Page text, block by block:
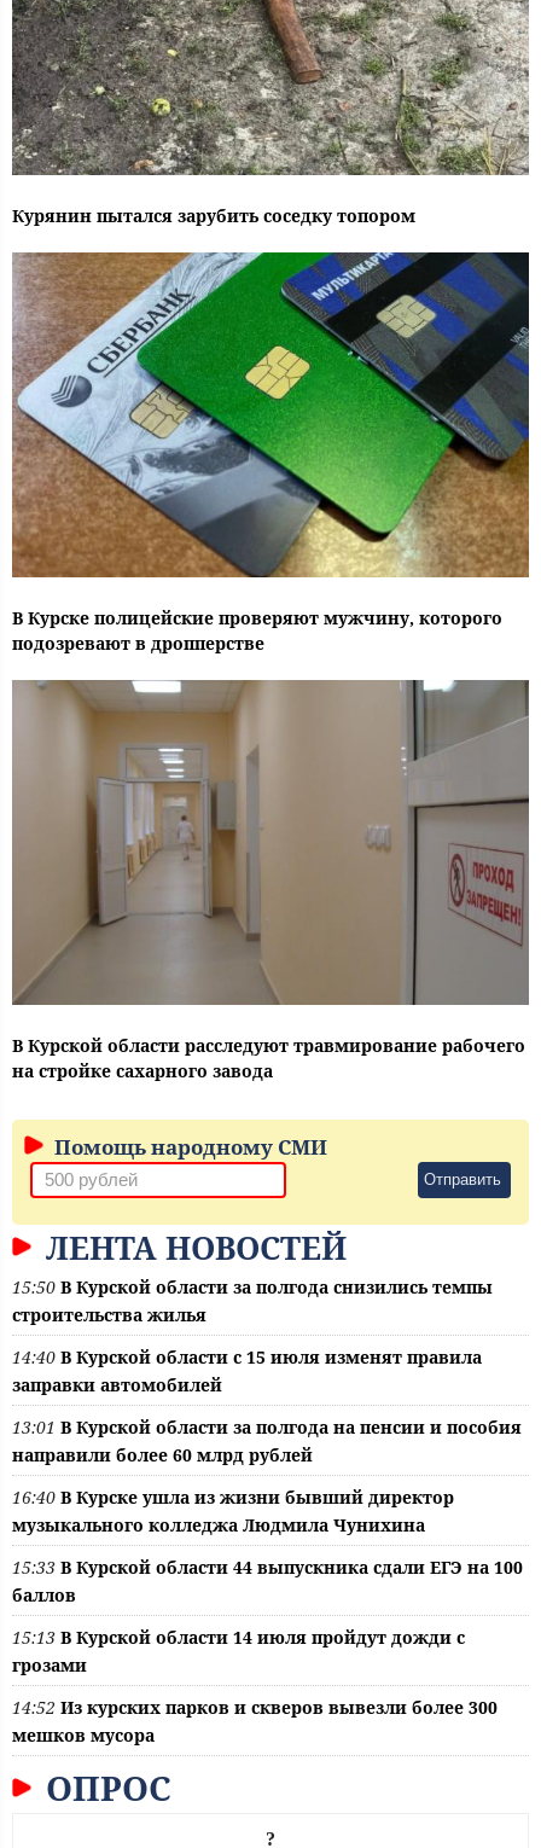
Курянин пытался зарубить соседку топором
В Курске полицейские проверяют мужчину, которого
подозревают в дропперстве
В Курской области расследуют травмирование рабочего
на стройке сахарного завода
Помощь народному СМИ
Отправить
ЛЕНТА НОВОСТЕЙ
15:50 В Курской области за полгода снизились темпы
строительства жилья
14:40 В Курской области с 15 июля изменят правила
заправки автомобилей
13:01 В Курской области за полгода на пенсии и пособия
направили более 60 млрд рублей
16:40 В Курске ушла из жизни бывший директор
музыкального колледжа Людмила Чунихина
15:33 В Курской области 44 выпускника сдали ЕГЭ на 100
баллов
15:13 В Курской области 14 июля пройдут дожди с
грозами
14:52 Из курских парков и скверов вывезли более 300
мешков мусора
ОПРОС
?